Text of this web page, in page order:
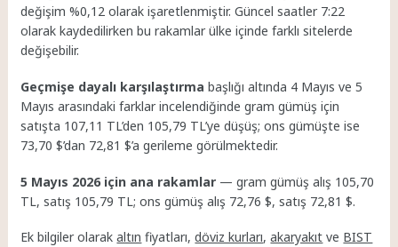
değişim %0,12 olarak işaretlenmiştir. Güncel saatler 7:22
olarak kaydedilirken bu rakamlar ülke içinde farklı sitelerde
değişebilir.
Geçmişe dayalı karşılaştırma başlığı altında 4 Mayıs ve 5
Mayıs arasındaki farklar incelendiğinde gram gümüş için
satışta 107,11 TL’den 105,79 TL’ye düşüş; ons gümüşte ise
73,70 $’dan 72,81 $’a gerileme görülmektedir.
5 Mayıs 2026 için ana rakamlar — gram gümüş alış 105,70
TL, satış 105,79 TL; ons gümüş alış 72,76 $, satış 72,81 $.
Ek bilgiler olarakaltın fiyatları,döviz kurları,akaryakıt ve BIST